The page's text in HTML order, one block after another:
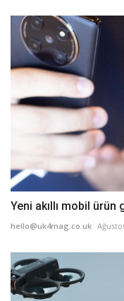
Yeni akıllı mobil ürün
hello@uk4mag.co.uk